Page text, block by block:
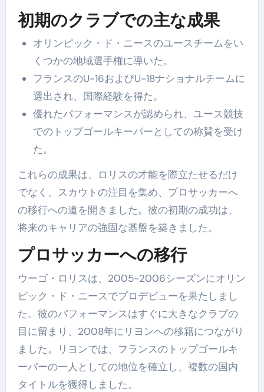
初期のクラブでの主な成果
オリンピック・ド・ニースのユースチームをい
くつかの地域選手権に導いた。
フランスのU-16およびU-18ナショナルチームに
選出され、国際経験を得た。
優れたパフォーマンスが認められ、ユース競技
でのトップゴールキーパーとしての称賛を受け
た。
これらの成果は、ロリスの才能を際立たせるだけ
でなく、スカウトの注目を集め、プロサッカーへ
の移行への道を開きました。彼の初期の成功は、
将来のキャリアの強固な基盤を築きました。
プロサッカーへの移行
ウーゴ・ロリスは、2005-2006シーズンにオリン
ピック・ド・ニースでプロデビューを果たしまし
た。彼のパフォーマンスはすぐに大きなクラブの
目に留まり、2008年にリヨンへの移籍につながり
ました。リヨンでは、フランスのトップゴールキ
ーパーの一人としての地位を確立し、複数の国内
タイトルを獲得しました。